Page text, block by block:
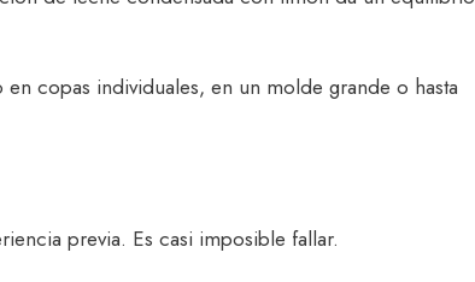
en copas individuales, en un molde grande o hasta
previa. Es casi imposible fallar.